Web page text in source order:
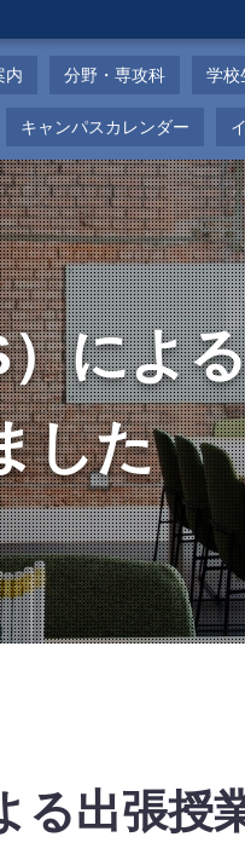
内 分野・専攻科 学校
キャンパスカレンダー
によ
した
る出張授